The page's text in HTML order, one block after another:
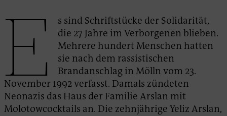
E
s sind Schriftstücke der Solidarität,
die 27 Jahre im Verborgenen blieben.
Mehrere hundert Menschen hatten
sie nach dem rassistischen
Brandanschlag in Mölln vom 23.
November 1992 verfasst. Damals zündeten
Neonazis das Haus der Familie Arslan mit
Molotowcocktails an. Die zehnjährige Yeliz Arslan,